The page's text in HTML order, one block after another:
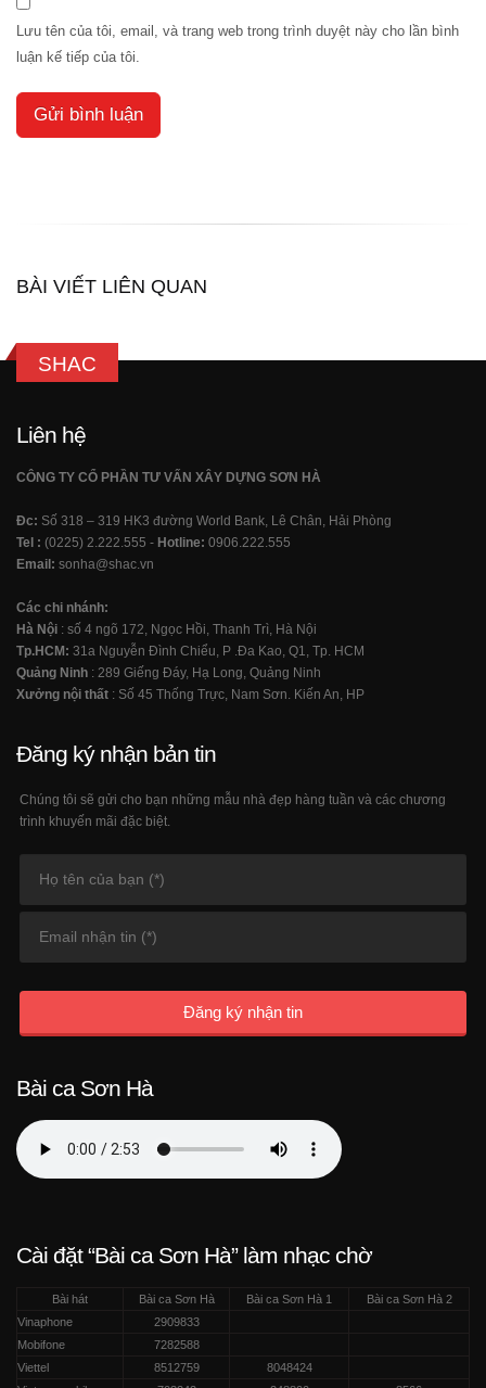
Lưu tên của tôi, email, và trang web trong trình duyệt này cho lần bình
luận kế tiếp của tôi.
BÀI VIẾT LIÊN QUAN
SHAC
Liên hệ
CÔNG TY CỔ PHẦN TƯ VẤN XÂY DỰNG SƠN HÀ
Đc: Số 318 – 319 HK3 đường World Bank, Lê Chân, Hải Phòng
Tel : (0225) 2.222.555 - Hotline: 0906.222.555
Email: sonha@shac.vn
Các chi nhánh:
Hà Nội : số 4 ngõ 172, Ngọc Hồi, Thanh Trì, Hà Nội
Tp.HCM: 31a Nguyễn Đình Chiểu, P .Đa Kao, Q1, Tp. HCM
Quảng Ninh : 289 Giếng Đáy, Hạ Long, Quảng Ninh
Xưởng nội thất : Số 45 Thống Trực, Nam Sơn. Kiến An, HP
Đăng ký nhận bản tin
Chúng tôi sẽ gửi cho bạn những mẫu nhà đẹp hàng tuần và các chương
trình khuyến mãi đặc biệt.
Đăng ký nhận tin
Bài ca Sơn Hà
Cài đặt “Bài ca Sơn Hà” làm nhạc chờ
Bài hát Bài ca Sơn Hà Bài ca Sơn Hà 1
Bài ca Sơn Hà 2
Vinaphone
2909833
Mobifone
7282588
Viettel
8512759
8048424